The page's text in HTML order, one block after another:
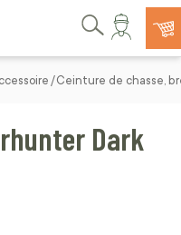
Rechercher
Ceinture de chasse,
Dark